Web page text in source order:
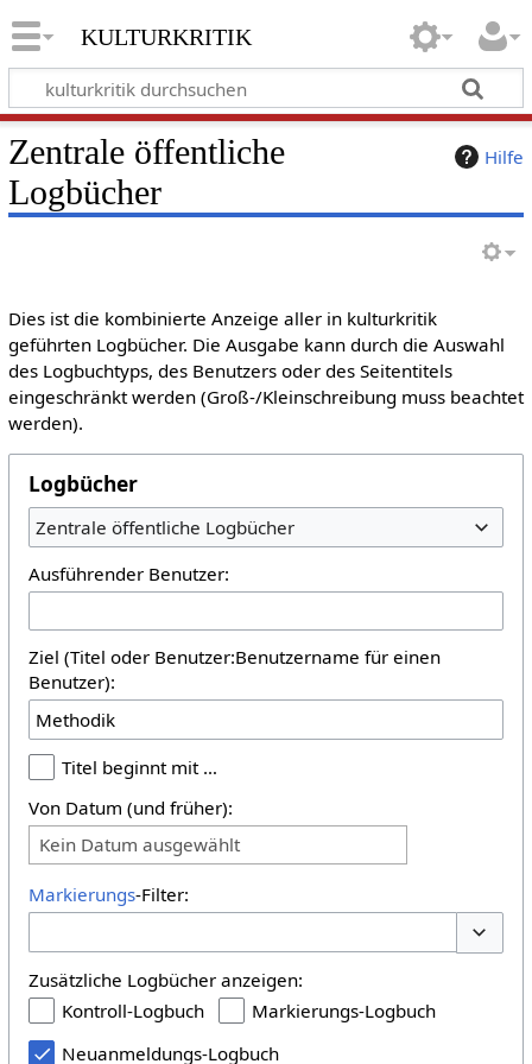
kulturkritik
Hilfe
Zentrale öffentliche
Logbücher
Dies ist die kombinierte Anzeige aller in kulturkritik
geführten Logbücher. Die Ausgabe kann durch die Auswahl
des Logbuchtyps, des Benutzers oder des Seitentitels
eingeschränkt werden (Groß-/Kleinschreibung muss beachtet
werden).
Logbücher
Zentrale öffentliche Logbücher
Ausführender Benutzer:
Ziel (Titel oder Benutzer:Benutzername für einen
Benutzer):
Titel beginnt mit …
Von Datum (und früher):
Kein Datum ausgewählt
Markierungs-Filter:
Zusätzliche Logbücher anzeigen:
Kontroll-Logbuch
Markierungs-Logbuch
Neuanmeldungs-Logbuch